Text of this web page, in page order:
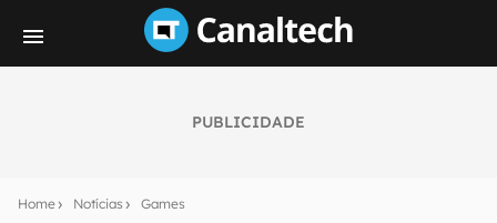
PUBLICIDADE
Home Notícias Games
notícias e reviews sobre tecnologia em primeira